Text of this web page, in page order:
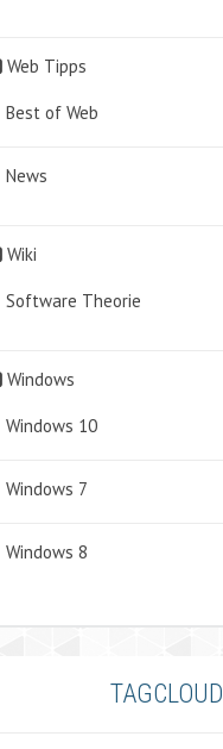
Web Tipps
Best of Web
News
Wiki
Software Theorie
Windows
Windows 10
Windows 7
Windows 8
TAGCLOUD